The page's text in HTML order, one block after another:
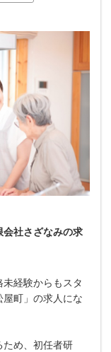
会社さざなみの求
経験からもスタ
町」の求人にな
ため、初任者研